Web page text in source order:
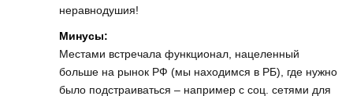
неравнодушия!
Минусы:
Местами встречала функционал, нацеленный
больше на рынок РФ (мы находимся в РБ), где нужно
было подстраиваться – например с соц. сетями для